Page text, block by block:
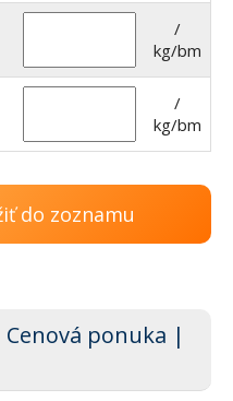
/
kg/bm
/
kg/bm
do zoznamu
ponuka |